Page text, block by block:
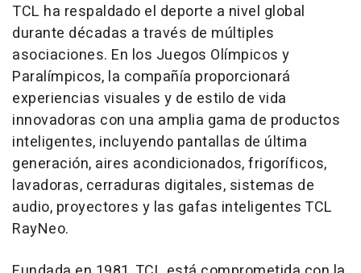
TCL ha respaldado el deporte a nivel global
durante décadas a través de múltiples
asociaciones. En los Juegos Olímpicos y
Paralímpicos, la compañía proporcionará
experiencias visuales y de estilo de vida
innovadoras con una amplia gama de productos
inteligentes, incluyendo pantallas de última
generación, aires acondicionados, frigoríficos,
lavadoras, cerraduras digitales, sistemas de
audio, proyectores y las gafas inteligentes TCL
RayNeo.